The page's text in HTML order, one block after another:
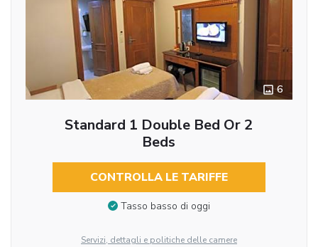
6
Standard 1 Double Bed Or 2
Beds
CONTROLLA LE TARIFFE
Tasso basso di oggi
Servizi, dettagli e politiche delle camere